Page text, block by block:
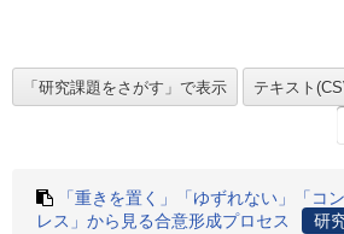
「重きを置く」「ゆずれない」「コ
レス」から見る合意形成プロセス
研